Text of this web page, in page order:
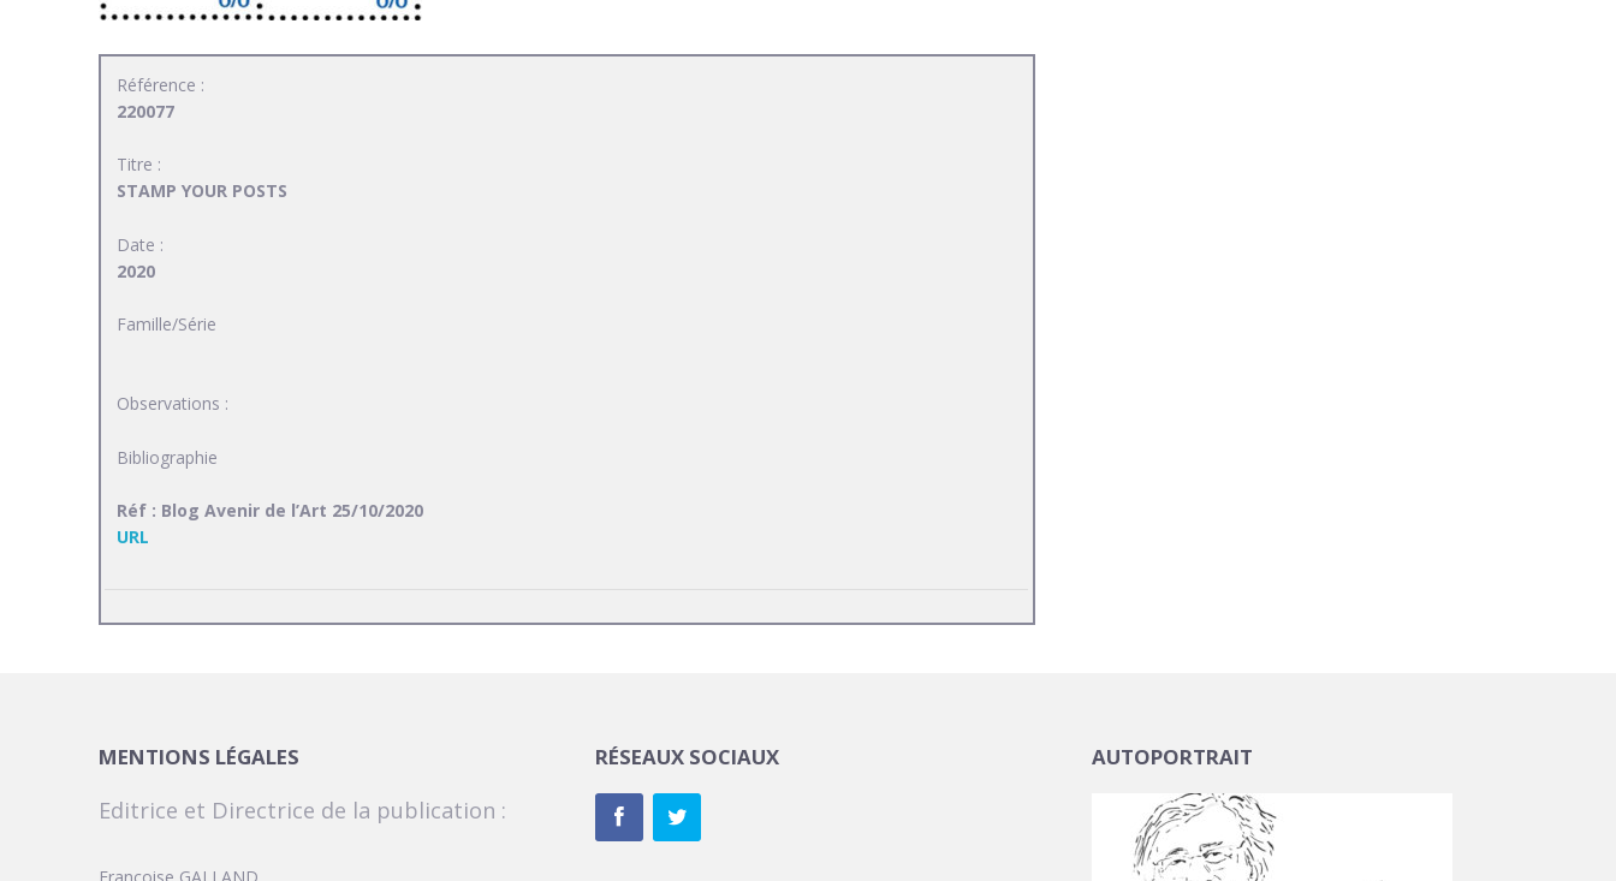
Référence :
220077
Titre :
STAMP YOUR POSTS
Date :
2020
Famille/Série
Observations :
Bibliographie
Réf : Blog Avenir de l’Art 25/10/2020
URL
MENTIONS LÉGALES
Editrice et Directrice de la publication :
RÉSEAUX SOCIAUX AUTOPORTRAIT